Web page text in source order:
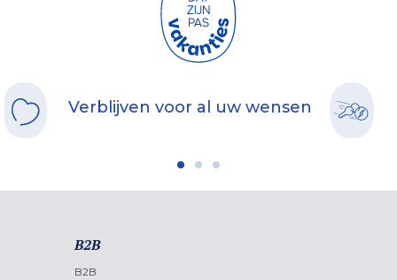
Verblijven voor al uw wensen
B2B
B2B